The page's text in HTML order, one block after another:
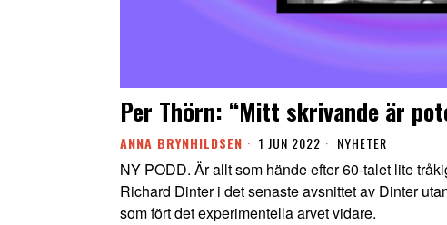
Per Thörn: “Mitt skrivande är
ANNA BRYNHILDSEN 1 JUN 2022 NYHETER
NY PODD. Är allt som hände efter 60-talet lite
Richard Dinter i det senaste avsnittet av Dinter
som fört det experimentella arvet vidare.